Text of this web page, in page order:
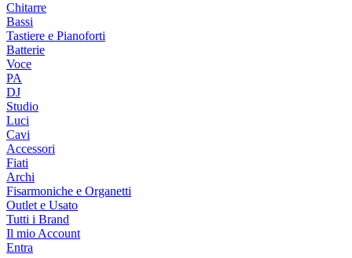
Chitarre
Bassi
Tastiere e Pianoforti
Batterie
Voce
PA
DJ
Studio
Luci
Cavi
Accessori
Fiati
Archi
Fisarmoniche e Organetti
Outlet e Usato
Tutti i Brand
Il mio Account
Entra